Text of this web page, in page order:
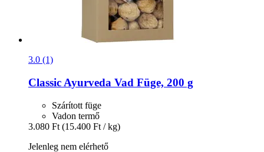
3.0 (1)
Classic Ayurveda Vad Füge, 200 g
Szárított füge
Vadon termő
3.080 Ft (15.400 Ft / kg)
Jelenleg nem elérhető